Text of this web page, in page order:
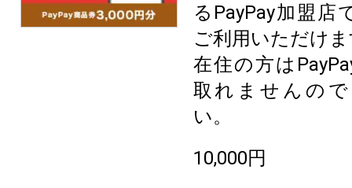
るPayPay加盟店
ご利用いただけ
在住の方は
取れませんの
い。
10,000円